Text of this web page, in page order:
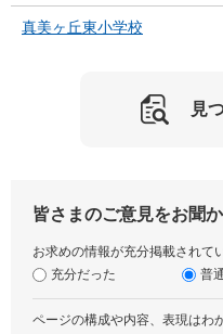
真美ヶ丘東小学校
見
皆さまのご意見をお聞
お求めの情報が充分掲載されて
充分だった
普
ページの構成や内容、表現はわ